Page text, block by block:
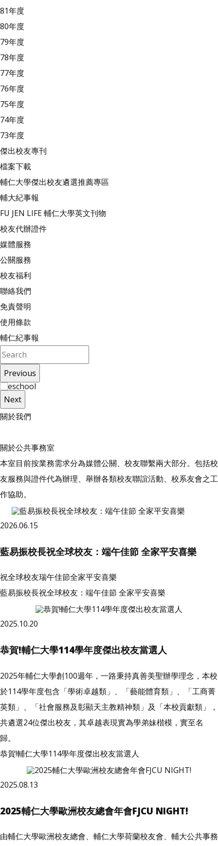
81年度
80年度
79年度
78年度
77年度
76年度
75年度
74年度
73年度
傑出校友專刊
檔案下載
輔仁大學傑出校友遴選推薦專區
輔大紀事報
FU JEN LIFE 輔仁大學英文刊物
校友代辦證件
媒體服務
公關服務
校友福利
聯絡我們
免責聲明
使用條款
輔仁紀事報
Previous
Next
關於我們
關於公共事務室
本室目前按業務需求分為媒體公關、校友聯繫兩大部分。包括校
友服務與證件代為辦理、舉辦各類校友聯誼活動、校系友會之工
作協助。
2026.06.15
藍易振校長祝全球校友：端午佳節 全家平安喜樂
祝全球校友瑞午佳節全家平安喜樂
藍易振校長祝全球校友：端午佳節 全家平安喜樂
2025.10.20
恭賀!輔仁大學114學年度傑出校友當選人
2025年輔仁大學創100週年，一路秉持真善美聖辦學理念，本校
於114學年度包含「學術卓越類」、「藝能體育類」、「工商菁
英類」、「社會服務及彰顯天主教精神類」及「本校貢獻類」，
共遴選24位傑出校友，其卓越表現實為學弟妹楷模，實至名
歸。
恭賀!輔仁大學114學年度傑出校友當選人
2025.08.13
2025輔仁大學歐洲校友總會年會FJCU NIGHT!
由輔仁大學歐洲校友總會、輔仁大學荷蘭校友會、輔大公共事務